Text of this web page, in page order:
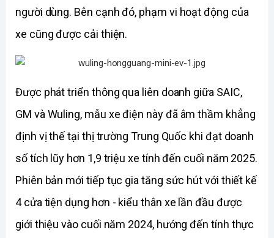
người dùng. Bên cạnh đó, phạm vi hoạt động của
xe cũng được cải thiện.
Được phát triển thông qua liên doanh giữa SAIC,
GM và Wuling, mẫu xe điện này đã âm thầm khẳng
định vị thế tại thị trường Trung Quốc khi đạt doanh
số tích lũy hơn 1,9 triệu xe tính đến cuối năm 2025.
Phiên bản mới tiếp tục gia tăng sức hút với thiết kế
4 cửa tiện dụng hơn - kiểu thân xe lần đầu được
giới thiệu vào cuối năm 2024, hướng đến tính thực